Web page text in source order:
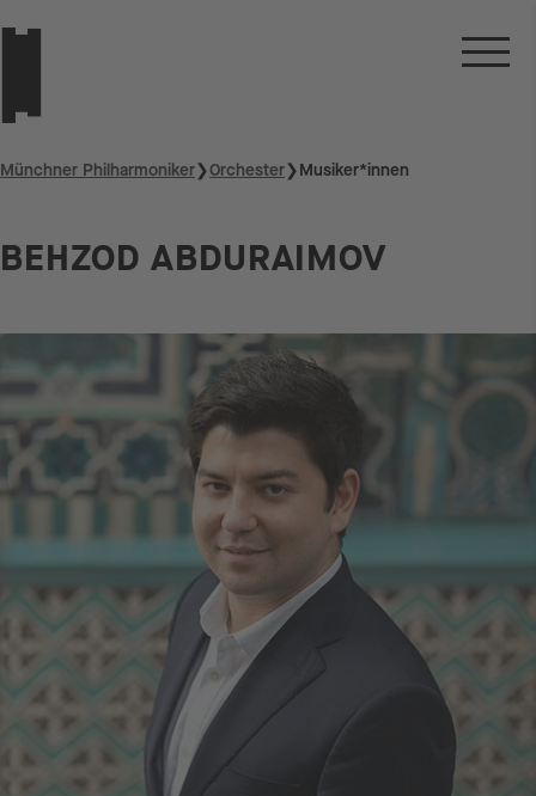
Münchner Philharmoniker❯Orchester❯Musiker*innen
BEHZOD ABDURAIMOV